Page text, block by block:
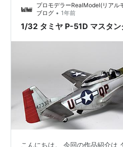
がらも、力強さを感じるフォル
ていますねぇ。特に砲塔のキュ
版もいい感じに表現さ…
プロモデラーRealModel(リアル
ブログ • 1年前
1/32 タミヤ P-51D マスタン
こんにちは。 今回の作品紹介は